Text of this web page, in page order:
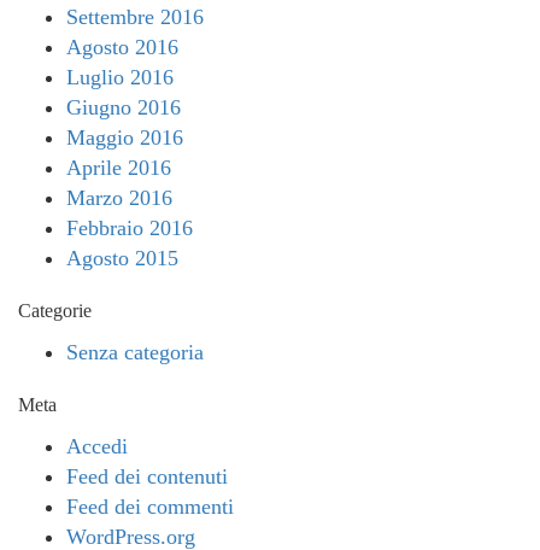
Settembre 2016
Agosto 2016
Luglio 2016
Giugno 2016
Maggio 2016
Aprile 2016
Marzo 2016
Febbraio 2016
Agosto 2015
Categorie
Senza categoria
Meta
Accedi
Feed dei contenuti
Feed dei commenti
WordPress.org